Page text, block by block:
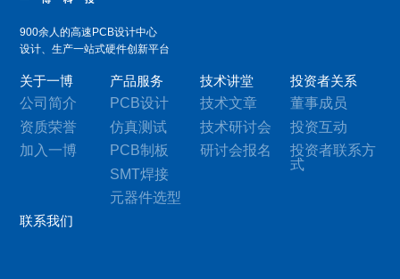
900余人的高速PCB设计中心
设计、生产一站式硬件创新平台
关于一博
公司简介
资质荣誉
加入一博
产品服务
PCB设计
仿真测试
PCB制板
SMT焊接
元器件选型
技术讲堂
技术文章
技术研讨会
研讨会报名
投资者关系
董事成员
投资互动
投资者联系方
式
联系我们